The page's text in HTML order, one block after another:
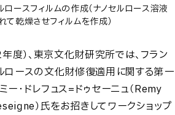
ースフィルムの作成（ナノセルロース溶液
て乾燥させフィルムを作成）
度）、東京文化財研究所では、フラン
ロースの文化財修復適用に関する第一
ー・ドレフュス=ドゥセーニュ（Remy
）氏をお招きしてワークショップ